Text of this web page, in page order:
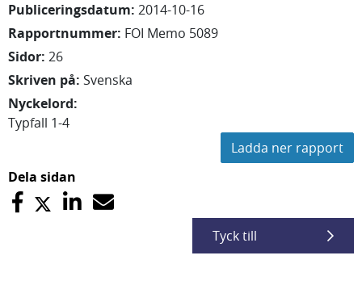
Publiceringsdatum: 2014-10-16
Rapportnummer: FOI Memo 5089
Sidor: 26
Skriven på: Svenska
Nyckelord:
Typfall 1-4
Ladda ner rapport
Dela sidan
Tyck till